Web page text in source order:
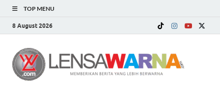
TOP MENU
8 August 2026